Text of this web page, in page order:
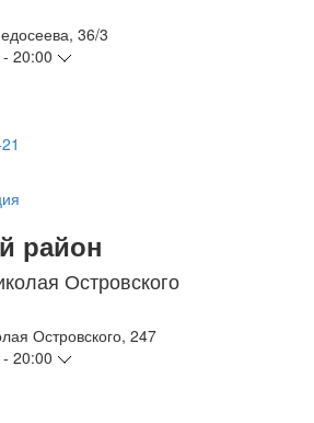
36/3
20:00
район
Островского
Островского, 247
20:00